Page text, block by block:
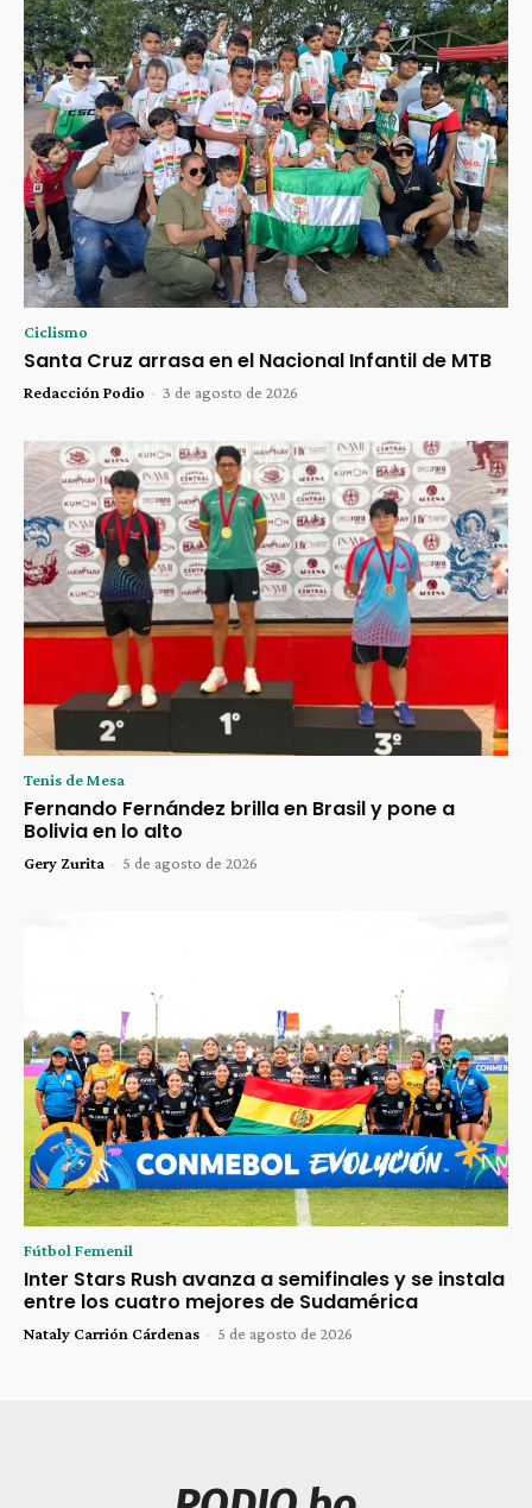
Ciclismo
Santa Cruz arrasa en el Nacional Infantil de MTB
Redacción Podio - 3 de agosto de 2026
Tenis de Mesa
Fernando Fernández brilla en Brasil y pone a
Bolivia en lo alto
Gery Zurita - 5 de agosto de 2026
Fútbol Femenil
Inter Stars Rush avanza a semifinales y se instala
entre los cuatro mejores de Sudamérica
Nataly Carrión Cárdenas - 5 de agosto de 2026